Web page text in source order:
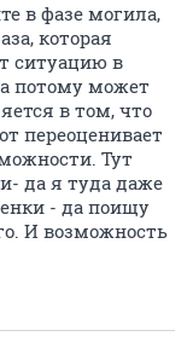
в фазе могила,
которая
ситуацию в
потому может
в том, что
переоценивает
Тут
да я туда даже
- да поищу
И возможность